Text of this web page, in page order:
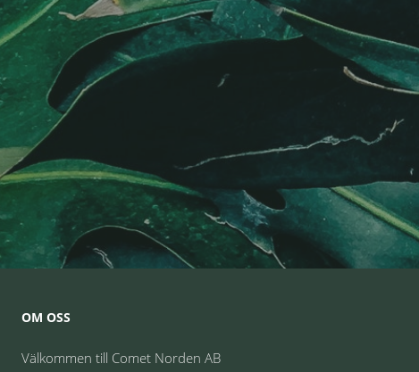
OM OSS
Välkommen till Comet Norden AB